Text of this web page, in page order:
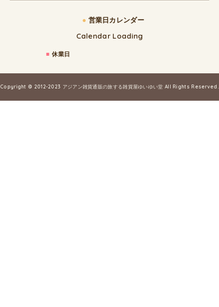
● 営業日カレンダー
Calendar Loading
■ 休業日
Copyright © 2012-2023 アジアン雑貨通販の旅する雑貨屋ゆいゆい堂 All Rights Reserved.